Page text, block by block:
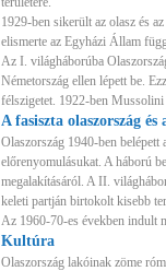
1929-ben sikerült az olasz és
elismerte az Egyházi Állam
Az I. világháborúba
Németország ellen lépett be.
félszigetet. 1922-ben
A fasiszta olaszország
Olaszország 1940-ben
előrenyomulásukat. A háború
megalakításáról. A II.
keleti partján birtokolt kisebb
Az 1960-70-es években indult
Kultúra
Olaszország lakóinak zöme